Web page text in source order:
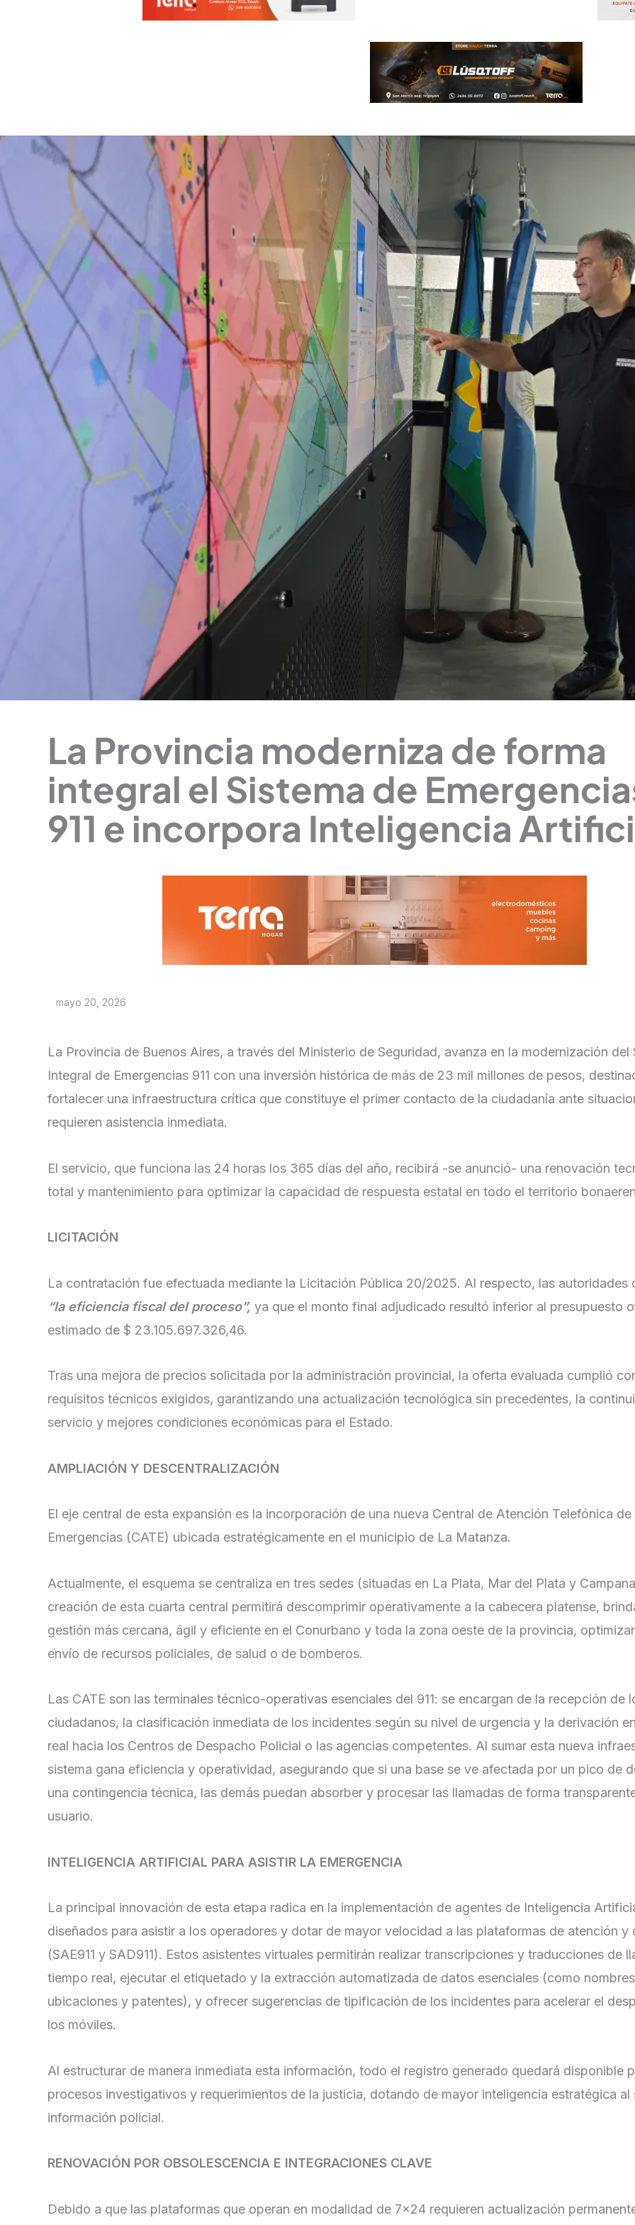
La Provincia moderniza de forma
integral el Sistema de
911 e incorpora Inteligencia
mayo 20, 2026
La Provincia de Buenos Aires, a través del Ministerio de Seguridad, avanza en la modernización del
Integral de Emergencias 911 con una inversión histórica de más de 23 mil millones de pesos,
fortalecer una infraestructura crítica que constituye el primer contacto de la ciudadanía ante
requieren asistencia inmediata.
El servicio, que funciona las 24 horas los 365 días del año, recibirá -se anunció- una renovación
total y mantenimiento para optimizar la capacidad de respuesta estatal en todo el territorio
LICITACIÓN
La contratación fue efectuada mediante la Licitación Pública 20/2025. Al respecto, las autoridades
“la eficiencia fiscal del proceso”, ya que el monto final adjudicado resultó inferior al presupuesto
estimado de $ 23.105.697.326,46.
Tras una mejora de precios solicitada por la administración provincial, la oferta evaluada cumplió
requisitos técnicos exigidos, garantizando una actualización tecnológica sin precedentes, la
servicio y mejores condiciones económicas para el Estado.
AMPLIACIÓN Y DESCENTRALIZACIÓN
El eje central de esta expansión es la incorporación de una nueva Central de Atención Telefónica de
Emergencias (CATE) ubicada estratégicamente en el municipio de La Matanza.
Actualmente, el esquema se centraliza en tres sedes (situadas en La Plata, Mar del Plata y
creación de esta cuarta central permitirá descomprimir operativamente a la cabecera platense,
gestión más cercana, ágil y eficiente en el Conurbano y toda la zona oeste de la provincia,
envío de recursos policiales, de salud o de bomberos.
Las CATE son las terminales técnico-operativas esenciales del 911: se encargan de la recepción de
ciudadanos, la clasificación inmediata de los incidentes según su nivel de urgencia y la derivación
real hacia los Centros de Despacho Policial o las agencias competentes. Al sumar esta nueva
sistema gana eficiencia y operatividad, asegurando que si una base se ve afectada por un pico de
una contingencia técnica, las demás puedan absorber y procesar las llamadas de forma
usuario.
INTELIGENCIA ARTIFICIAL PARA ASISTIR LA EMERGENCIA
La principal innovación de esta etapa radica en la implementación de agentes de Inteligencia
diseñados para asistir a los operadores y dotar de mayor velocidad a las plataformas de atención y
(SAE911 y SAD911). Estos asistentes virtuales permitirán realizar transcripciones y traducciones de
tiempo real, ejecutar el etiquetado y la extracción automatizada de datos esenciales (como
ubicaciones y patentes), y ofrecer sugerencias de tipificación de los incidentes para acelerar el
los móviles.
Al estructurar de manera inmediata esta información, todo el registro generado quedará disponible
procesos investigativos y requerimientos de la justicia, dotando de mayor inteligencia estratégica al
información policial.
RENOVACIÓN POR OBSOLESCENCIA E INTEGRACIONES CLAVE
Debido a que las plataformas que operan en modalidad de 7×24 requieren actualización